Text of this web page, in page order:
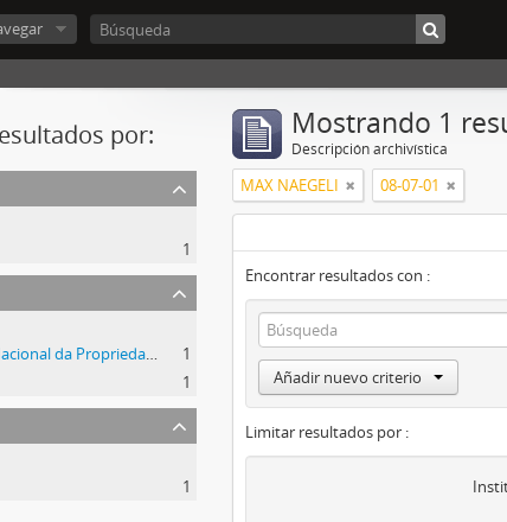
por:
1
INPI - Instituto Nacional da Propriedade Industrial
1
1
1
Mostrando 1
Descripción archivística
MAX NAEGELI 08-07-01
Encontrar resultados con :
Añadir nuevo criterio
Limitar resultados por :